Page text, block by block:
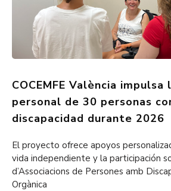
COCEMFE València
personal de 30 personas
discapacidad durante 2026
El proyecto ofrece apoyos
vida independiente y la participación
d’Associacions de Persones amb
Orgànica